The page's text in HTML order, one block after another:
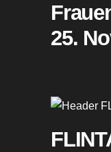
25.